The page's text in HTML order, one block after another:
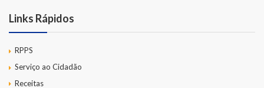
Links Rápidos
RPPS
Serviço ao Cidadão
Receitas